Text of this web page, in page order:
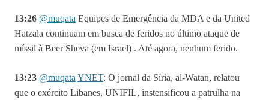
13:26 @muqata Equipes de Emergência da MDA e da United
Hatzala continuam em busca de feridos no último ataque de
míssil à Beer Sheva (em Israel) . Até agora, nenhum ferido.
13:23 @muqata YNET: O jornal da Síria, al-Watan, relatou
que o exército Libanes, UNIFIL, instensificou a patrulha na